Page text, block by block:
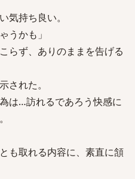
気持ち良い。
うかも」
らず、ありのままを告げる
された。
は…訪れるであろう快感に
も取れる内容に、素直に頷